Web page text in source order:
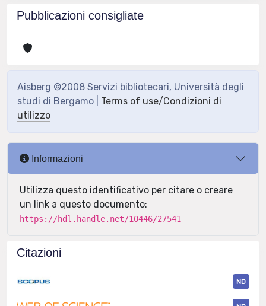
Pubblicazioni consigliate
Aisberg ©2008 Servizi bibliotecari, Università degli
studi di Bergamo | Terms of use/Condizioni di
utilizzo
Informazioni
Utilizza questo identificativo per citare o creare
un link a questo documento:
https://hdl.handle.net/10446/27541
Citazioni
ND